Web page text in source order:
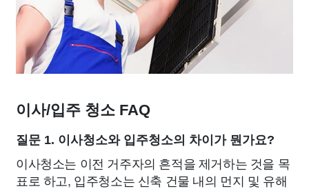
이사/입주 청소 FAQ
질문 1. 이사청소와 입주청소의 차이가 뭔가요?
이사청소는 이전 거주자의 흔적을 제거하는 것을 목
표로 하고, 입주청소는 신축 건물 내의 먼지 및 유해